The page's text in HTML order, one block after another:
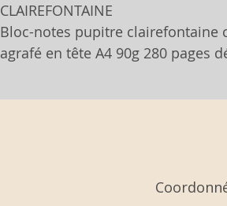
CLAIREFONTAINE
Bloc-notes pupitre clairefontaine
agrafé en tête A4 90g 280 pages